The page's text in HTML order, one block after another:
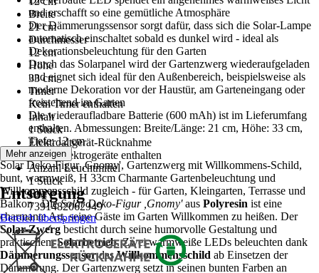
Breite
21 cm
Durchmesser
12 cm
Höhe
33 cm
Timer
Kein Timer enthalten
Inhalt
1 Stück
Elektroaltgerät-Rücknahme
Keine Elektrogeräte enthalten
Anzahl Leuchtmittel
1 Stück
EAN
7391482062949
und erschafft so eine gemütliche Atmosphäre
Der Dämmerungssensor sorgt dafür, dass sich die Solar-Lampe
automatisch einschaltet sobald es dunkel wird - ideal als
Dekorationsbeleuchtung für den Garten
Durch das Solarpanel wird der Gartenzwerg wiederaufgeladen
und eignet sich ideal für den Außenbereich, beispielsweise als
moderne Dekoration vor der Haustür, am Garteneingang oder
freistehend im Garten
Die wiederaufladbare Batterie (600 mAh) ist im Lieferumfang
enthalten. Abmessungen: Breite/Länge: 21 cm, Höhe: 33 cm,
Tiefe: 12 cm
Solar Deko-Figur ,Gnomy', Gartenzwerg mit Willkommens-Schild,
bunt, warmweiß, H 33cm Charmante Gartenbeleuchtung und
Willkommensschild zugleich - für Garten, Kleingarten, Terrasse und
Balkon DieSolar Deko-Figur ,Gnomy'aus Polyresin ist eine
charmante Art, seine Gäste im Garten Willkommen zu heißen. Der
Solar-Zwerg besticht durch seine humorvolle Gestaltung und
praktischemSolarbetrieb. Zwei warmweiße LEDs beleuchten dank
DämmerungssensordasWillkommensschild ab Einsetzen der
Dämmerung. Der Gartenzwerg setzt in seinen bunten Farben an
Mehr anzeigen
Entsorgung
Bereich überspringen